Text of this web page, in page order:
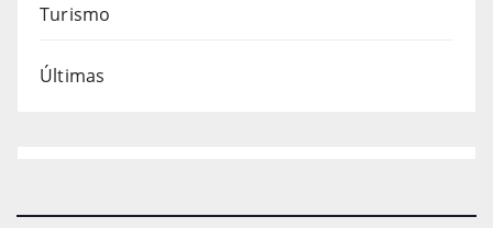
Turismo
Últimas